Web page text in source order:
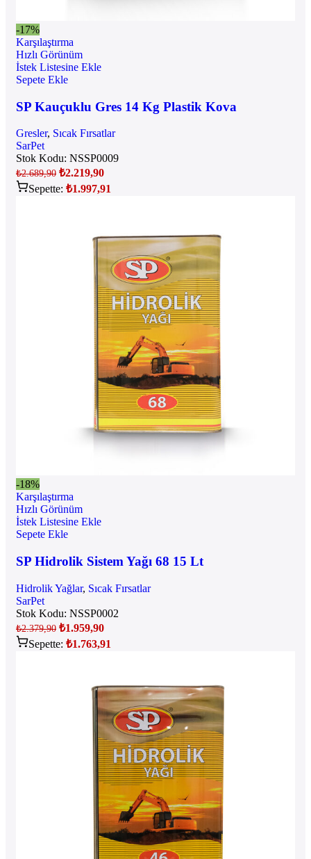
-17%
Karşılaştırma
Hızlı Görünüm
İstek Listesine Ekle
Sepete Ekle
SP Kauçuklu Gres 14 Kg Plastik Kova
Gresler, Sıcak Fırsatlar
SarPet
Stok Kodu: NSSP0009
₺2.689,90 ₺2.219,90
Sepette: ₺1.997,91
-18%
Karşılaştırma
Hızlı Görünüm
İstek Listesine Ekle
Sepete Ekle
SP Hidrolik Sistem Yağı 68 15 Lt
Hidrolik Yağlar, Sıcak Fırsatlar
SarPet
Stok Kodu: NSSP0002
₺2.379,90 ₺1.959,90
Sepette: ₺1.763,91